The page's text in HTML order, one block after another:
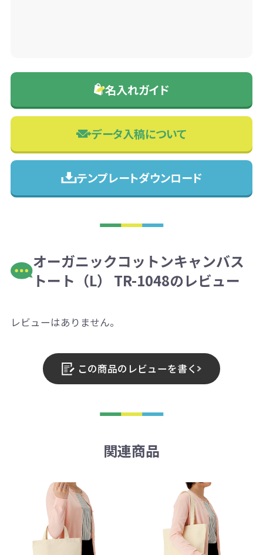
名入れガイド
データ入稿について
テンプレートダウンロード
オーガニックコットンキャンバス
トート（L） TR-1048のレビュー
レビューはありません。
この商品のレビューを書く
関連商品